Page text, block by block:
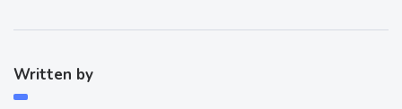
Written by